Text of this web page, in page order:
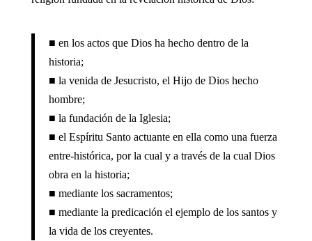
■ en los actos que Dios ha hecho dentro de la
historia;
■ la venida de Jesucristo, el Hijo de Dios hecho
hombre;
■ la fundación de la Iglesia;
■ el Espíritu Santo actuante en ella como una fuerza
entre-histórica, por la cual y a través de la cual Dios
obra en la historia;
■ mediante los sacramentos;
■ mediante la predicación el ejemplo de los santos y
la vida de los creyentes.